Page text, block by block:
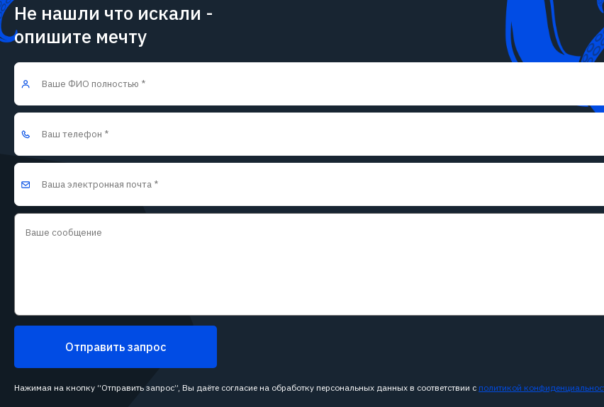
Не нашли что искали -
опишите мечту
Отправить запрос
Нажимая на кнопку “Отправить запрос”, Вы даёте согласие на обработку персональных данных в соответствии с политикой